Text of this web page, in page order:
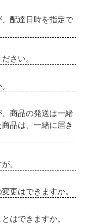
配達日時を指定で
さい。
商品の発送は一緒
品は、一緒に届き
。
更はできますか。
はできますか。